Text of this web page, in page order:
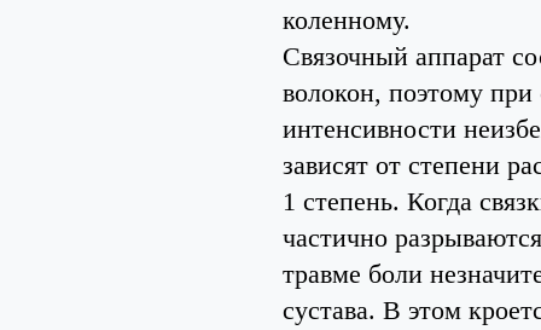
коленному.
Связочный аппарат
волокон, поэтому
интенсивности
зависят от степени
1 степень. Когда
частично
травме боли
сустава. В этом